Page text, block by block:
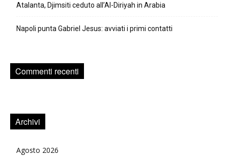
Atalanta, Djimsiti ceduto all’Al-Diriyah in Arabia
Napoli punta Gabriel Jesus: avviati i primi contatti
Commenti recenti
Archivi
Agosto 2026